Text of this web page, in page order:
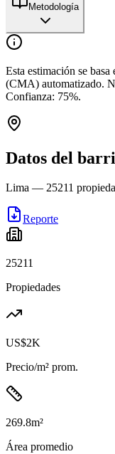
Metodología
Esta estimación se
(CMA) automatizado.
Confianza: 75%.
Datos del
Lima — 25211
Reporte
25211
Propiedades
US$2K
Precio/m² prom.
269.8m²
Área promedio